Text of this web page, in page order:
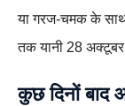
या गरज-चमक के साथ
तक यानी 28 अक्टूबर
कुछ दिनों